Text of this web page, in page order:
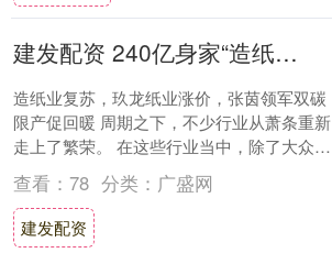
建发配资 240亿身家“造纸女王”，要“翻身”了
造纸业复苏，玖龙纸业涨价，张茵领军双碳
限产促回暖 周期之下，不少行业从萧条重新
走上了繁荣。 在这些行业当中，除了大众最
为关心的生猪养殖、创新药、光伏等热门行
业，....
查看： 78 分类： 广盛网
建发配资